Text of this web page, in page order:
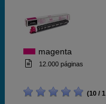
magenta
12.000 páginas
(10 /